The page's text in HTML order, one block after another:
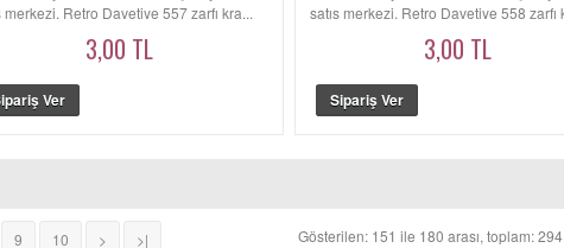
merkezi. Retro Davetiye 557 zarfı kra...
3,00 TL
satış merkezi. Retro Davetiye 558 zarfı
3,00 TL
9 10 > >| Gösterilen: 151 ile 180 arası, toplam: